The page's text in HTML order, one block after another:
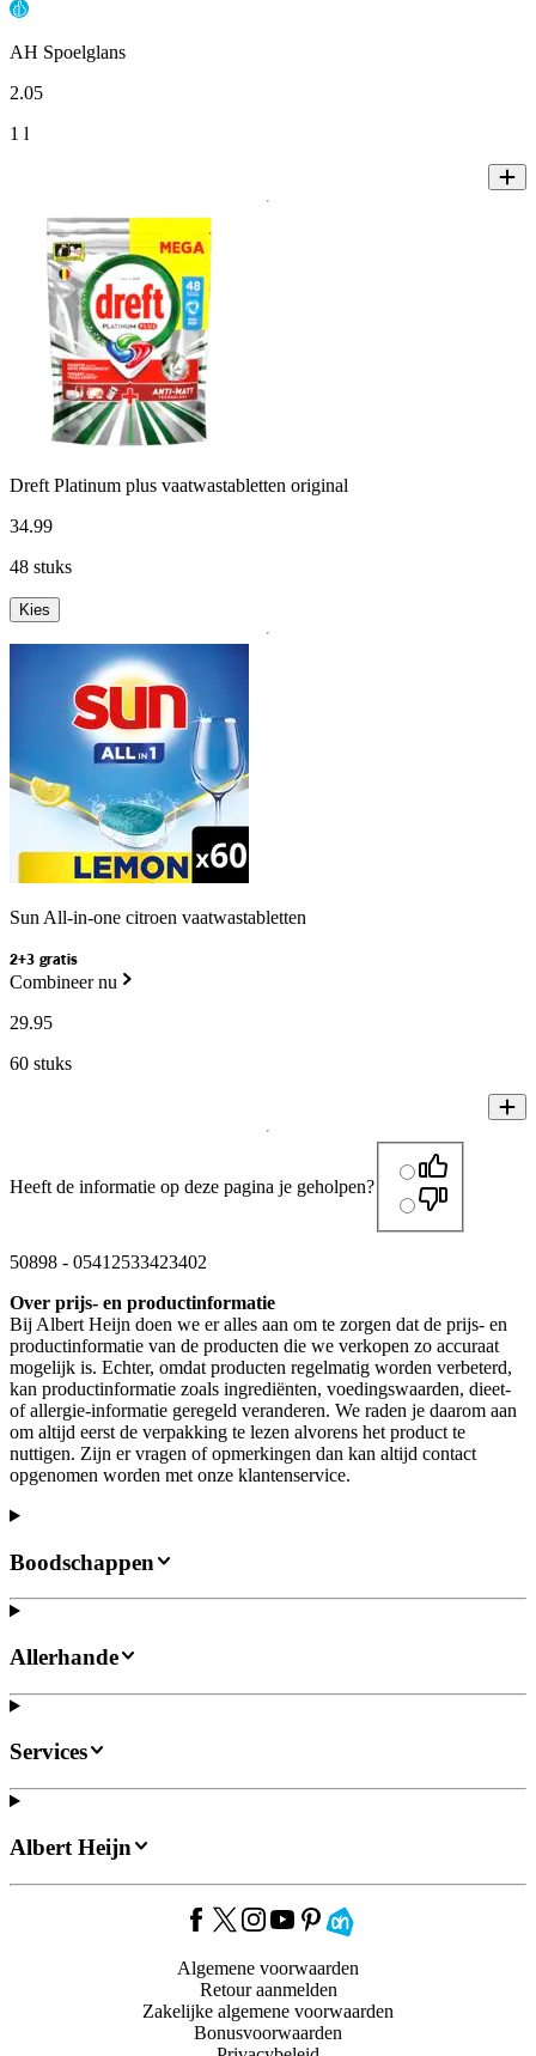
AH Spoelglans
2.05
1 l
Dreft Platinum plus vaatwastabletten original
34.99
48 stuks
Kies
Sun All-in-one citroen vaatwastabletten
2+3 gratis
Combineer nu
29.95
60 stuks
Heeft de informatie op deze pagina je geholpen?
50898 - 05412533423402
Over prijs- en productinformatie
Bij Albert Heijn doen we er alles aan om te zorgen dat de prijs- en
productinformatie van de producten die we verkopen zo accuraat
mogelijk is. Echter, omdat producten regelmatig worden verbeterd,
kan productinformatie zoals ingrediënten, voedingswaarden, dieet-
of allergie-informatie geregeld veranderen. We raden je daarom aan
om altijd eerst de verpakking te lezen alvorens het product te
nuttigen. Zijn er vragen of opmerkingen dan kan altijd contact
opgenomen worden met onze klantenservice.
Boodschappen
Allerhande
Services
Albert Heijn
Algemene voorwaarden
Retour aanmelden
Zakelijke algemene voorwaarden
Bonusvoorwaarden